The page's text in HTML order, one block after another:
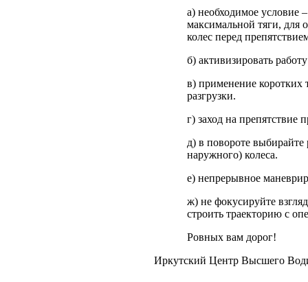
а) необходимое условие
максимальной тяги, для
колес перед
б) активизировать
в) применение коротких
разгрузки.
г) заход на препятствие
д) в повороте
наружного) колеса.
е) непрерывное
ж) не фокусируйте
строить траекторию с
Ровных вам дорог!
Иркутский Центр Высшего